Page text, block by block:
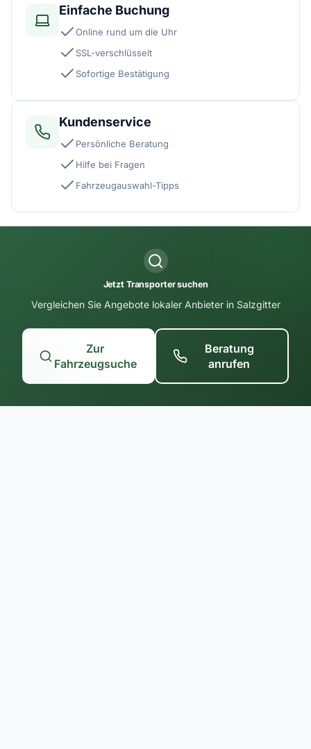
Einfache Buchung
Online rund um die Uhr
SSL-verschlüsselt
Sofortige Bestätigung
Kundenservice
Persönliche Beratung
Hilfe bei Fragen
Fahrzeugauswahl-Tipps
Jetzt Transporter suchen
Vergleichen Sie Angebote lokaler Anbieter in Salzgitter
Zur
Fahrzeugsuche
Beratung
anrufen